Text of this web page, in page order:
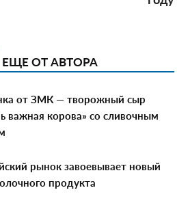
ЕЩЕ ОТ АВТОРА
от ЗМК — творожный сыр
важная корова» со сливочным
рынок завоевывает новый
продукта